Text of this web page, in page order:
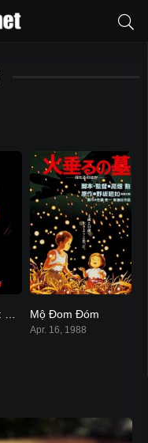
5.3 Mộ Đom Đóm
Apr. 16, 1988